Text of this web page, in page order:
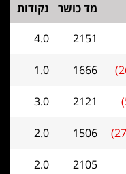
מד כושר
נקודות
2151
4.0
1666
1.0
2121
3.0
1506
2.0
2105
2.0